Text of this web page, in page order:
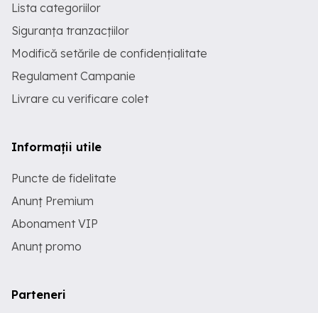
Lista categoriilor
Siguranța tranzacțiilor
Modifică setările de confidențialitate
Regulament Campanie
Livrare cu verificare colet
Informații utile
Puncte de fidelitate
Anunț Premium
Abonament VIP
Anunț promo
Parteneri